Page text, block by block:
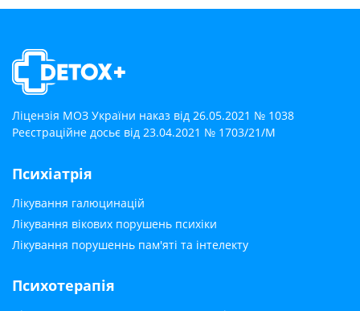
Ліцензія МОЗ України наказ від 26.05.2021 № 1038
Реєстраційне досьє від 23.04.2021 № 1703/21/М
Психіатрія
Лікування галюцинацій
Лікування вікових порушень психіки
Лікування порушеннь пам'яті та інтелекту
Психотерапія